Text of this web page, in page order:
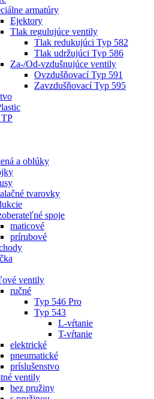
armatúry
Ejektory
Tlak regulujúce ventily
Tlak redukujúci Typ 582
Tlak udržujúci Typ 586
Za-/Od-vzdušnujúce ventily
Ovzdušňovací Typ 591
Zavzdušňovací Typ 595
a oblúky
tvarovky
spoje
maticové
prírubové
ventily
ručné
Typ 546 Pro
Typ 543
L-vŕtanie
T-vŕtanie
elektrické
pneumatické
príslušenstvo
ventily
bez pružiny